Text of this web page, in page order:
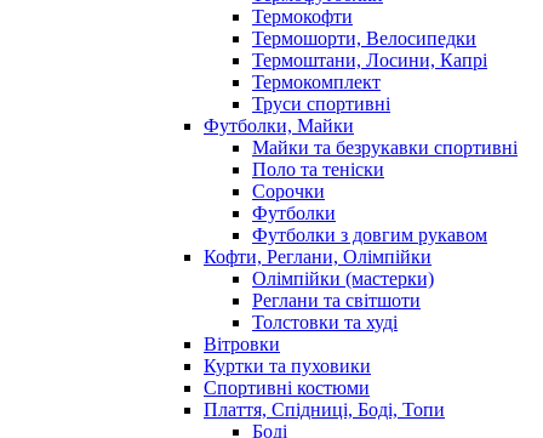
Термокофти
Термошорти, Велосипедки
Термоштани, Лосини, Капрі
Термокомплект
Труси спортивні
Футболки, Майки
Майки та безрукавки спортивні
Поло та теніски
Сорочки
Футболки
Футболки з довгим рукавом
Кофти, Реглани, Олімпійки
Олімпійки (мастерки)
Реглани та світшоти
Толстовки та худі
Вітровки
Куртки та пуховики
Спортивні костюми
Плаття, Спідниці, Боді, Топи
Боді